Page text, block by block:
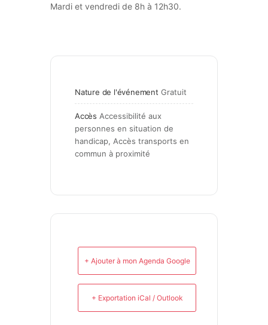
Mardi et vendredi de 8h à 12h30.
Nature de l'événement Gratuit
Accès Accessibilité aux
personnes en situation de
handicap, Accès transports en
commun à proximité
+ Ajouter à mon Agenda Google
+ Exportation iCal / Outlook